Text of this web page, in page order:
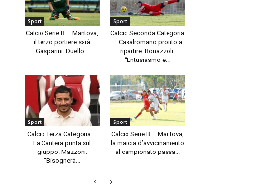
Sport
Calcio Serie B – Mantova,
il terzo portiere sarà
Gasparini. Duello...
Sport
Calcio Seconda Categoria
– Casalromano pronto a
ripartire. Bonazzoli:
“Entusiasmo e...
Sport
Calcio Terza Categoria –
La Cantera punta sul
gruppo. Mazzoni:
“Bisognerà...
Sport
Calcio Serie B – Mantova,
la marcia d’avvicinamento
al campionato passa...